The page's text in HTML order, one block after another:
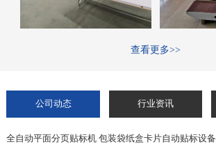
查看更多>>
公司动态 行业资讯
全自动平面分页贴标机 包装袋纸盒卡片自动贴标设备